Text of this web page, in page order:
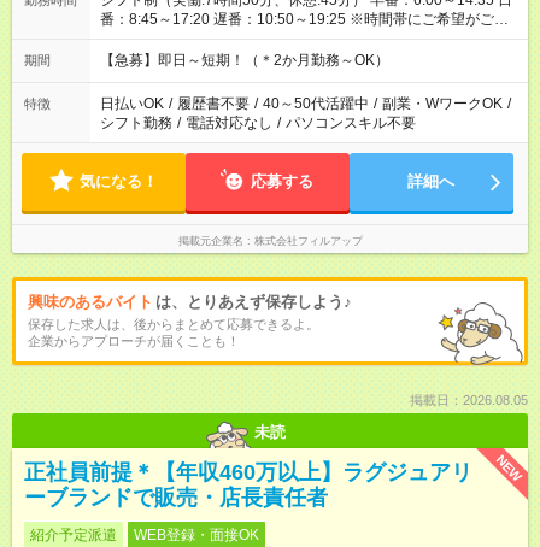
番：8:45～17:20 遅番：10:50～19:25 ※時間帯にご希望がござ
いましたらお気軽にご相談ください。
期間 【急募】即日～短期！（＊2か月勤務～OK）
特徴 日払いOK / 履歴書不要 / 40～50代活躍中 / 副業・WワークOK /
シフト勤務 / 電話対応なし / パソコンスキル不要
気になる！ 応募する 詳細へ
掲載元企業名 株式会社フィルアップ
興味のあるバイト は、とりあえず保存しよう♪
保存した求人は、後からまとめて応募できるよ。
企業からアプローチが届くことも！
掲載日：2026.08.05
未読
NEW
正社員前提＊【年収460万以上】ラグジュアリ
ーブランドで販売・店長責任者
紹介予定派遣 WEB登録・面接OK